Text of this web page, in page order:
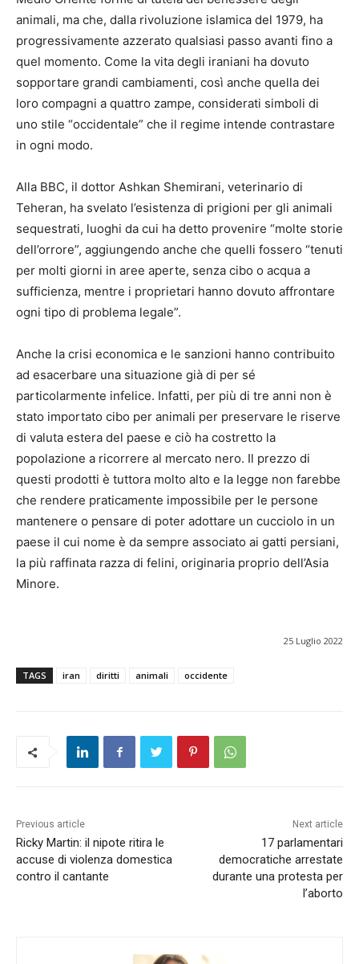
animali, ma che, dalla rivoluzione islamica del 1979, ha
progressivamente azzerato qualsiasi passo avanti fino a
quel momento. Come la vita degli iraniani ha dovuto
sopportare grandi cambiamenti, così anche quella dei
loro compagni a quattro zampe, considerati simboli di
uno stile “occidentale” che il regime intende contrastare
in ogni modo.
Alla BBC, il dottor Ashkan Shemirani, veterinario di
Teheran, ha svelato l’esistenza di prigioni per gli animali
sequestrati, luoghi da cui ha detto provenire “molte storie
dell’orrore”, aggiungendo anche che quelli fossero “tenuti
per molti giorni in aree aperte, senza cibo o acqua a
sufficienza, mentre i proprietari hanno dovuto affrontare
ogni tipo di problema legale”.
Anche la crisi economica e le sanzioni hanno contribuito
ad esacerbare una situazione già di per sé
particolarmente infelice. Infatti, per più di tre anni non è
stato importato cibo per animali per preservare le riserve
di valuta estera del paese e ciò ha costretto la
popolazione a ricorrere al mercato nero. Il prezzo di
questi prodotti è tuttora molto alto e la legge non farebbe
che rendere praticamente impossibile per le persone
mantenere o pensare di poter adottare un cucciolo in un
paese il cui nome è da sempre associato ai gatti persiani,
la più raffinata razza di felini, originaria proprio dell’Asia
Minore.
25 Luglio 2022
TAGS iran diritti animali occidente
Previous article
Ricky Martin: il nipote ritira le
accuse di violenza domestica
contro il cantante
Next article
17 parlamentari
democratiche arrestate
durante una protesta per
l’aborto